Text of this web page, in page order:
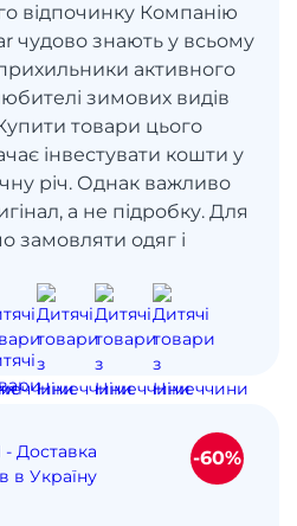
відпочинку Компанію
чудово знають у всьому
активного
зимових видів
товари цього
інвестувати кошти у
річ. Однак важливо
а не підробку. Для
замовляти одяг і
-60%